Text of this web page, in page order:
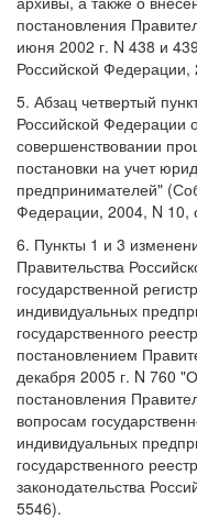
постановления
июня 2002 г. N 438 и
Российской Федерации,
5. Абзац четвертый
Российской Федерации
совершенствовании
постановки на учет
предпринимателей"
Федерации, 2004, N 10,
6. Пункты 1 и 3
Правительства
государственной
индивидуальных
государственного
постановлением
декабря 2005 г. N 760
постановления
вопросам
индивидуальных
государственного
законодательства
5546).